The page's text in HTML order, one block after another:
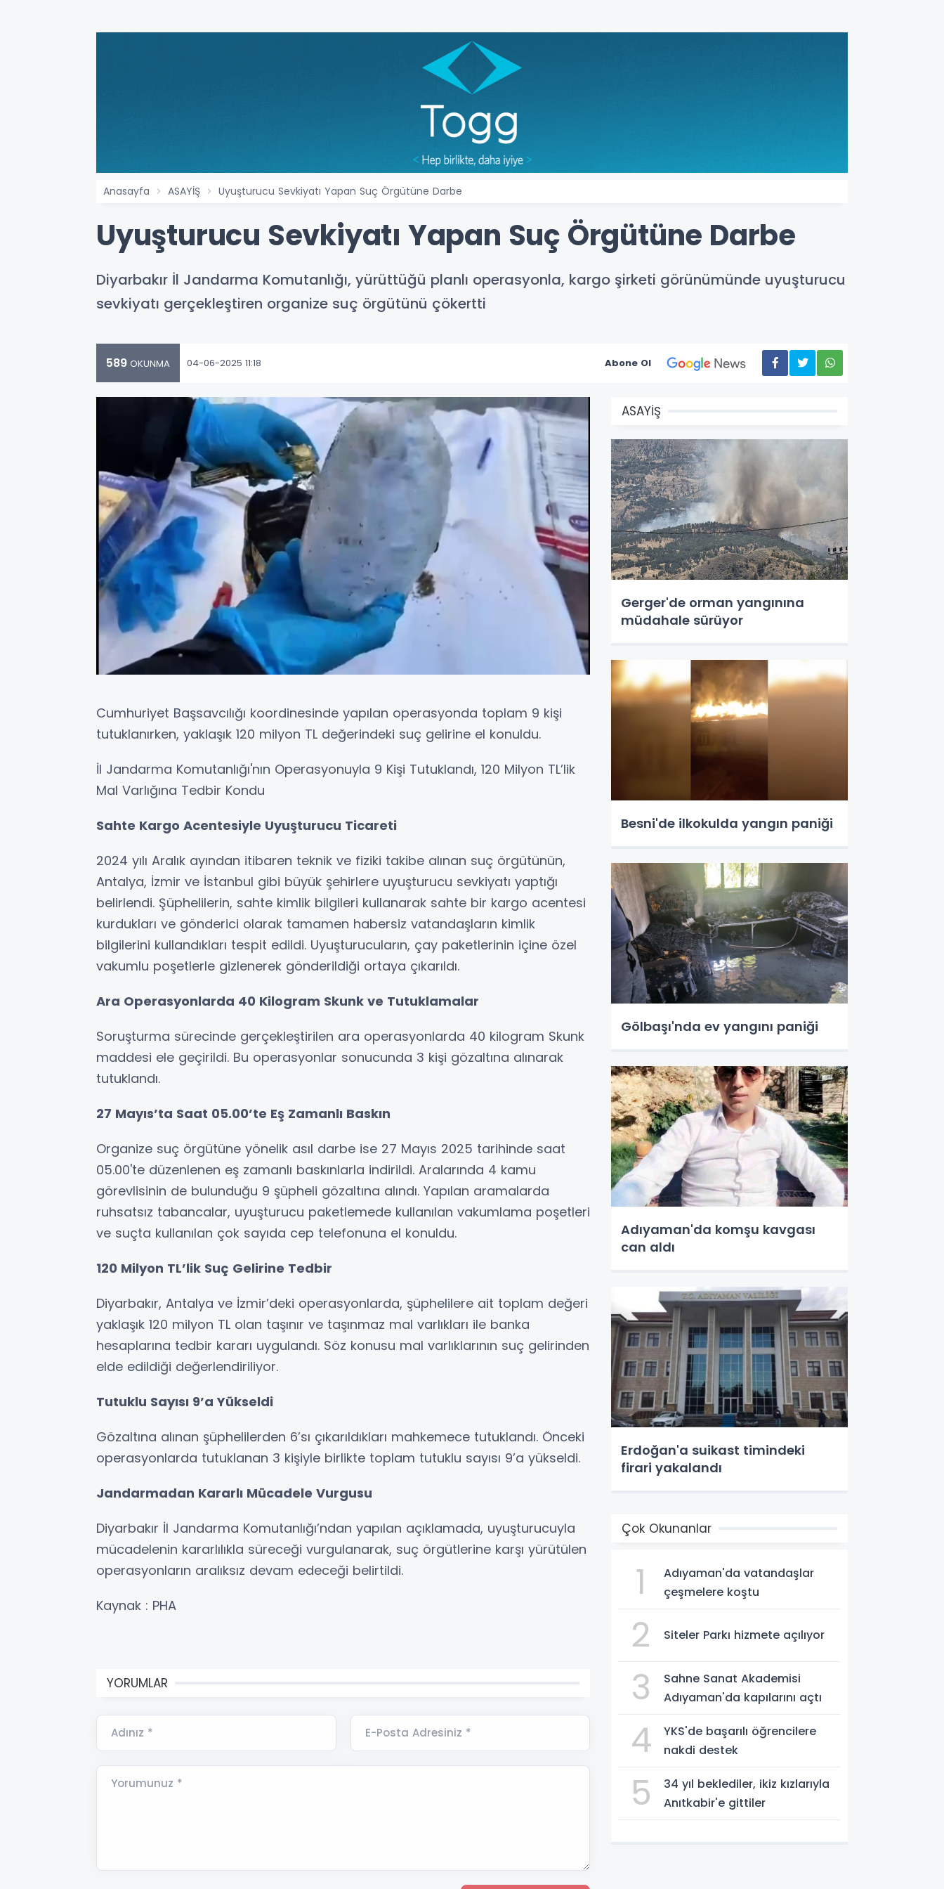
Anasayfa ASAYİŞ Uyuşturucu Sevkiyatı Yapan Suç Örgütüne Darbe
Uyuşturucu Sevkiyatı Yapan Suç Örgütüne Darbe
Diyarbakır İl Jandarma Komutanlığı, yürüttüğü planlı operasyonla, kargo şirketi görünümünde uyuşturucu
sevkiyatı gerçekleştiren organize suç örgütünü çökertti
589 OKUNMA 04-06-2025 11:18 Abone Ol
Cumhuriyet Başsavcılığı koordinesinde yapılan operasyonda toplam 9 kişi
tutuklanırken, yaklaşık 120 milyon TL değerindeki suç gelirine el konuldu.
İl Jandarma Komutanlığı'nın Operasyonuyla 9 Kişi Tutuklandı, 120 Milyon TL’lik
Mal Varlığına Tedbir Kondu
Sahte Kargo Acentesiyle Uyuşturucu Ticareti
2024 yılı Aralık ayından itibaren teknik ve fiziki takibe alınan suç örgütünün,
Antalya, İzmir ve İstanbul gibi büyük şehirlere uyuşturucu sevkiyatı yaptığı
belirlendi. Şüphelilerin, sahte kimlik bilgileri kullanarak sahte bir kargo acentesi
kurdukları ve gönderici olarak tamamen habersiz vatandaşların kimlik
bilgilerini kullandıkları tespit edildi. Uyuşturucuların, çay paketlerinin içine özel
vakumlu poşetlerle gizlenerek gönderildiği ortaya çıkarıldı.
Ara Operasyonlarda 40 Kilogram Skunk ve Tutuklamalar
Soruşturma sürecinde gerçekleştirilen ara operasyonlarda 40 kilogram Skunk
maddesi ele geçirildi. Bu operasyonlar sonucunda 3 kişi gözaltına alınarak
tutuklandı.
27 Mayıs’ta Saat 05.00’te Eş Zamanlı Baskın
Organize suç örgütüne yönelik asıl darbe ise 27 Mayıs 2025 tarihinde saat
05.00'te düzenlenen eş zamanlı baskınlarla indirildi. Aralarında 4 kamu
görevlisinin de bulunduğu 9 şüpheli gözaltına alındı. Yapılan aramalarda
ruhsatsız tabancalar, uyuşturucu paketlemede kullanılan vakumlama poşetleri
ve suçta kullanılan çok sayıda cep telefonuna el konuldu.
120 Milyon TL’lik Suç Gelirine Tedbir
Diyarbakır, Antalya ve İzmir’deki operasyonlarda, şüphelilere ait toplam değeri
yaklaşık 120 milyon TL olan taşınır ve taşınmaz mal varlıkları ile banka
hesaplarına tedbir kararı uygulandı. Söz konusu mal varlıklarının suç gelirinden
elde edildiği değerlendiriliyor.
Tutuklu Sayısı 9’a Yükseldi
Gözaltına alınan şüphelilerden 6’sı çıkarıldıkları mahkemece tutuklandı. Önceki
operasyonlarda tutuklanan 3 kişiyle birlikte toplam tutuklu sayısı 9’a yükseldi.
Jandarmadan Kararlı Mücadele Vurgusu
Diyarbakır İl Jandarma Komutanlığı’ndan yapılan açıklamada, uyuşturucuyla
mücadelenin kararlılıkla süreceği vurgulanarak, suç örgütlerine karşı yürütülen
operasyonların aralıksız devam edeceği belirtildi.
Kaynak : PHA
YORUMLAR
Adınız * E-Posta Adresiniz *
Yorumunuz *
ASAYİŞ
Gerger'de orman yangınına
müdahale sürüyor
Besni'de ilkokulda yangın paniği
Gölbaşı'nda ev yangını paniği
Adıyaman'da komşu kavgası
can aldı
Erdoğan'a suikast timindeki
firari yakalandı
Çok Okunanlar
1
Adıyaman'da vatandaşlar
çeşmelere koştu
2 Siteler Parkı hizmete açılıyor
3
Sahne Sanat Akademisi
Adıyaman'da kapılarını açtı
4
YKS'de başarılı öğrencilere
nakdi destek
5
34 yıl beklediler, ikiz kızlarıyla
Anıtkabir'e gittiler